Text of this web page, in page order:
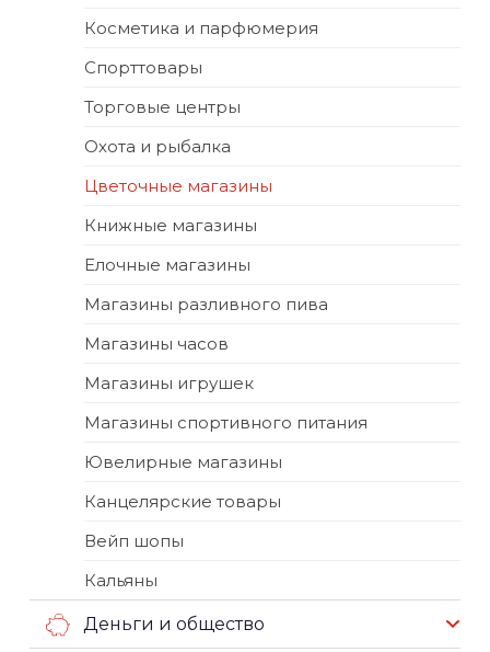
Косметика и парфюмерия
Спорттовары
Торговые центры
Охота и рыбалка
Цветочные магазины
Книжные магазины
Елочные магазины
Магазины разливного пива
Магазины часов
Магазины игрушек
Магазины спортивного питания
Ювелирные магазины
Канцелярские товары
Вейп шопы
Кальяны
Деньги и общество